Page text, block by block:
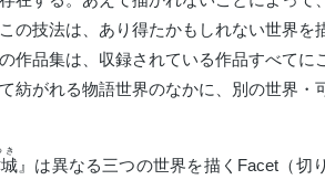
の技法は、あり得たかもしれない世界を
作品集は、収録されている作品すべてに
紡がれる物語世界のなかに、別の世界・
き
』は異なる三つの世界を描くFacet（切